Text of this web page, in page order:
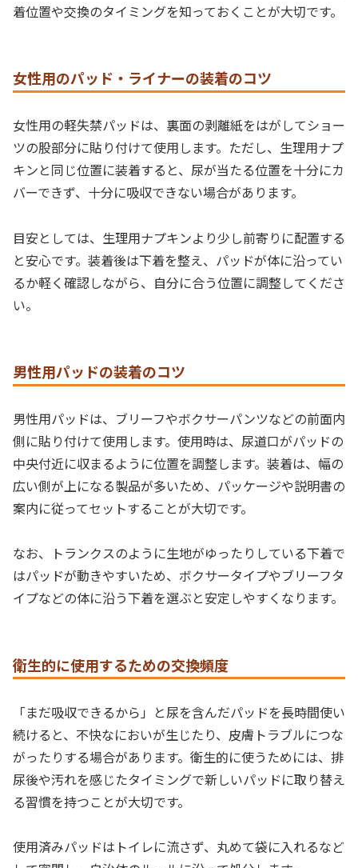
着位置や交換のタイミングを知っておくことが大切です。
女性用のパッド・ライナーの装着のコツ
女性用の軽失禁パッドは、裏面の剥離紙をはがしてショー
ツの股部分に貼り付けて使用します。ただし、生理用ナプ
キンと同じ位置に装着すると、尿が当たる位置を十分にカ
バーできず、十分に吸収できない場合があります。
目安としては、生理用ナプキンより少し前寄りに配置する
と安心です。装着後は下着を整え、パッドが体に沿ってい
るか軽く確認しながら、自分に合う位置に調整してくださ
い。
男性用パッドの装着のコツ
男性用パッドは、ブリーフやボクサーパンツなどの前面内
側に貼り付けて使用します。使用時は、尿道口がパッドの
中央付近に収まるように位置を調整します。装着は、幅の
広い側が上になる製品が多いため、パッケージや説明書の
案内に従ってセットすることが大切です。
なお、トランクスのように生地がゆったりしている下着で
はパッドが動きやすいため、ボクサータイプやブリーフタ
イプなどの体に沿う下着を選ぶと安定しやすくなります。
衛生的に使用するための交換頻度
「まだ吸収できるから」と尿を含んだパッドを長時間使い
続けると、不快なにおいが生じたり、皮膚トラブルにつな
がったりする場合があります。衛生的に使うためには、排
尿後や汚れを感じたタイミングで新しいパッドに取り替え
る習慣を持つことが大切です。
使用済みパッドはトイレに流さず、丸めて袋に入れるなど